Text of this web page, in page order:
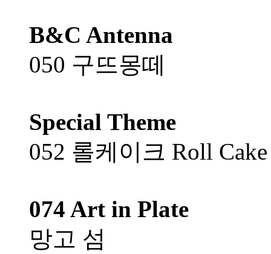
B&C Antenna
050 구뜨몽떼
Special Theme
052 롤케이크 Roll
074 Art in Plate
망고 섬